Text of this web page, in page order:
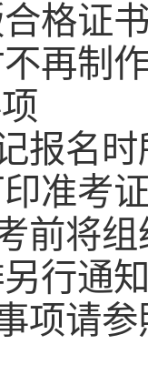
格证
再制
报名
准考
前将
行通
项请